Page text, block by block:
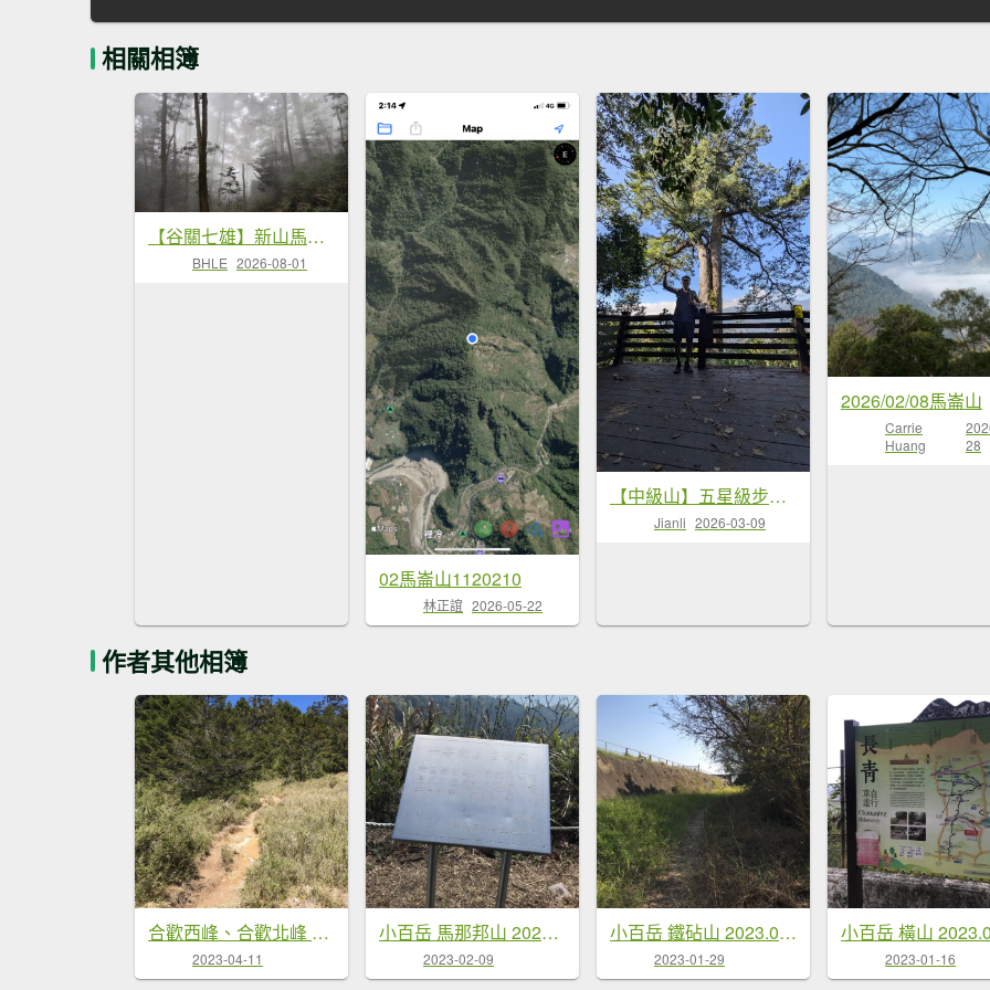
相關相簿
【谷關七雄】新山馬崙 - 松香裡的時光迴廊：聽山林講述歲月的故事
BHLE 2026-08-01
02馬崙山1120210
林正誼 2026-05-22
【中級山】五星級步道，谷關七雄馬崙山
Jianli 2026-03-09
2026/02/08馬崙山
Carrie
Huang
28
作者其他相簿
合歡西峰、合歡北峰 2023.04.10
2023-04-11
小百岳 馬那邦山 2023.02.09
2023-02-09
小百岳 鐵砧山 2023.01.29
2023-01-29
小百岳 橫山
2023-01-16